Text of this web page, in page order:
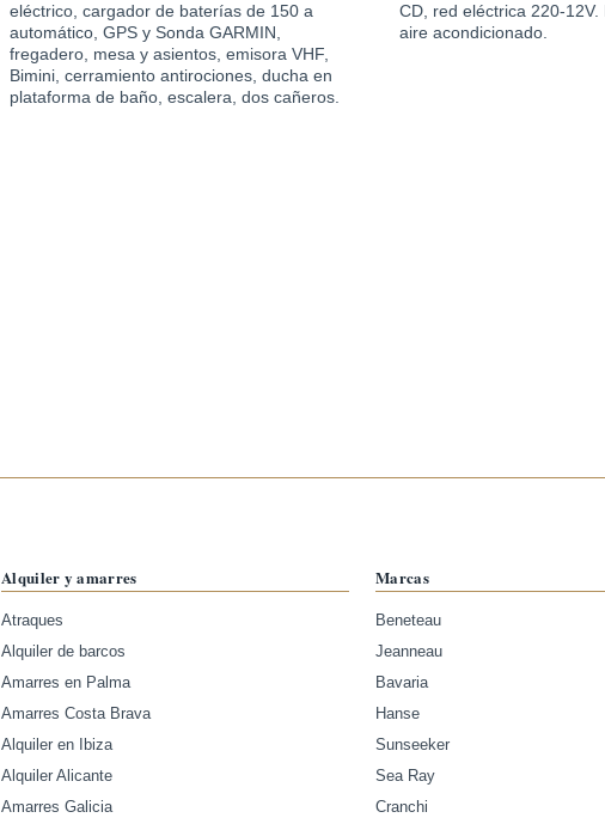
eléctrico, cargador de baterías de 150 a
automático, GPS y Sonda GARMIN,
fregadero, mesa y asientos, emisora VHF,
Bimini, cerramiento antirociones, ducha en
plataforma de baño, escalera, dos cañeros.
CD, red eléctrica 220-12V. Pre-instalación
aire acondicionado.
Alquiler y amarres
Atraques
Alquiler de barcos
Amarres en Palma
Amarres Costa Brava
Alquiler en Ibiza
Alquiler Alicante
Amarres Galicia
Marcas
Beneteau
Jeanneau
Bavaria
Hanse
Sunseeker
Sea Ray
Cranchi